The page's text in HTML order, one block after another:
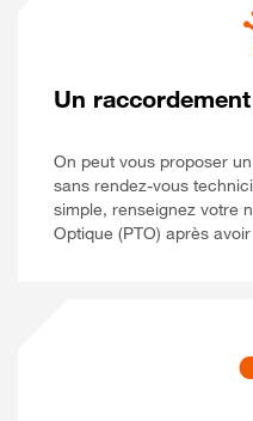
Un
On peut vous proposer
sans rendez-vous
simple, renseignez votre
Optique (PTO) après